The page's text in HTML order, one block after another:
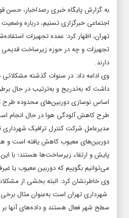
به گزارش پایگاه خبری رصداخبار، حسن
اجتماعی خبرگزاری تسنیم، درباره
تهران، اظهار کرد: عمده تجهیزات
تجهیزات و چه در حوزه زیرساخت قدیمی
دارند.
وی ادامه داد: در سنوات گذشته
داشت که به‌تدریج و به‌ترتیب در حال
اساس نوسازی دوربین‌های محدوده طرح
طرح کاهش آلودگی هوا در حال انجام
مدیرعامل شرکت کنترل ترافیک شهرداری
دوربین‌های معیوب کاهش یافته است و
پایش و ارتقاء زیرساخت‌ها هستند؛ با این
می‌توانیم بگوییم که دوربین معیوب یا
وی خاطرنشان کرد: البته بخشی از
شهرداری تهران است به‌عنوان مثال
سطح شهر فعال هستند و داده‌های آنها